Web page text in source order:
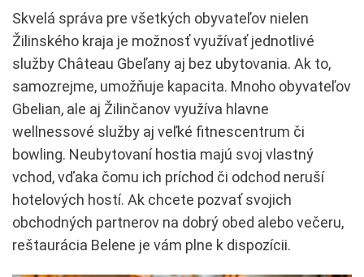
Skvelá správa pre všetkých obyvateľov nielen
Žilinského kraja je možnosť využívať jednotlivé
služby Château Gbeľany aj bez ubytovania. Ak to,
samozrejme, umožňuje kapacita. Mnoho obyvateľov
Gbelian, ale aj Žilinčanov využíva hlavne
wellnessové služby aj veľké fitnescentrum či
bowling. Neubytovaní hostia majú svoj vlastný
vchod, vďaka čomu ich príchod či odchod neruší
hotelových hostí. Ak chcete pozvať svojich
obchodných partnerov na dobrý obed alebo večeru,
reštaurácia Belene je vám plne k dispozícii.